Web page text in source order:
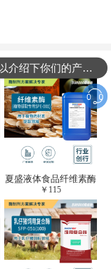
夏盛液体食品纤维素酶
(植物提取专用酶/解决
提取液混浊问题/降
黏)FFY-0651
￥ 115
可以介绍下你们的产品么？